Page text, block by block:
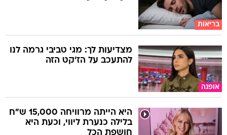
בריאות
אופנה
מצדיעות לך: מגי טביבי גרמה לנו
להתעכב על הז'קט הזה
היא הייתה מרוויחה 15,000 ש"ח
בלילה כנערת ליווי, וכעת היא
חושפת הכל